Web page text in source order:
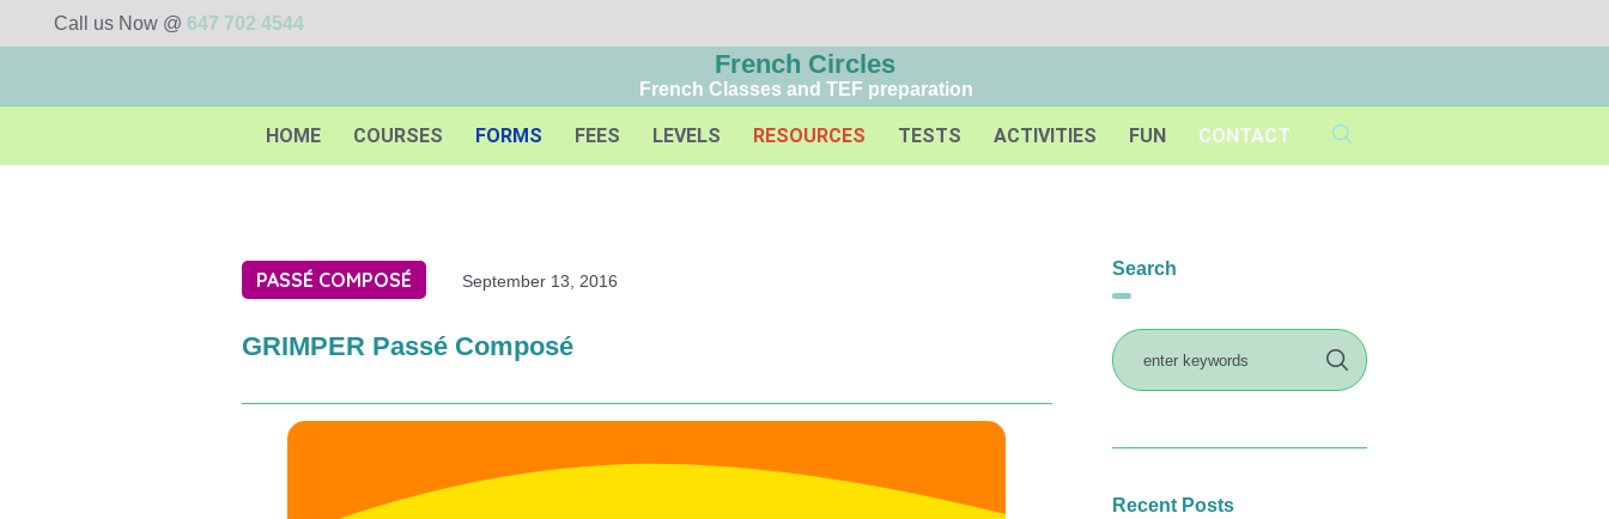
Call us Now @ 647 702 4544
French Circles
French Classes and TEF preparation
HOME COURSES FORMS FEES LEVELS RESOURCES TESTS ACTIVITIES FUN CONTACT
PASSÉ COMPOSÉ September 13, 2016
GRIMPER Passé Composé
Search
Recent Posts